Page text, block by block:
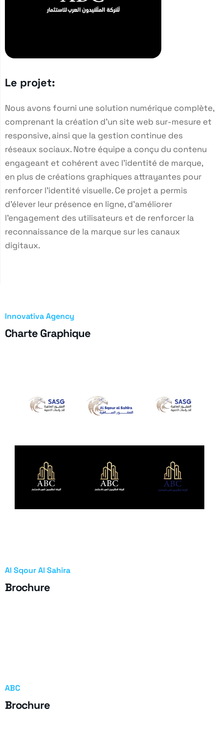
Le projet:
Nous avons fourni une solution numérique complète,
comprenant la création d'un site web sur-mesure et
responsive, ainsi que la gestion continue des
réseaux sociaux. Notre équipe a conçu du contenu
engageant et cohérent avec l’identité de marque,
en plus de créations graphiques attrayantes pour
renforcer l’identité visuelle. Ce projet a permis
d’élever leur présence en ligne, d’améliorer
l'engagement des utilisateurs et de renforcer la
reconnaissance de la marque sur les canaux
digitaux.
Innovativa Agency
Charte Graphique
Al Sqour Al Sahira
Brochure
ABC
Brochure